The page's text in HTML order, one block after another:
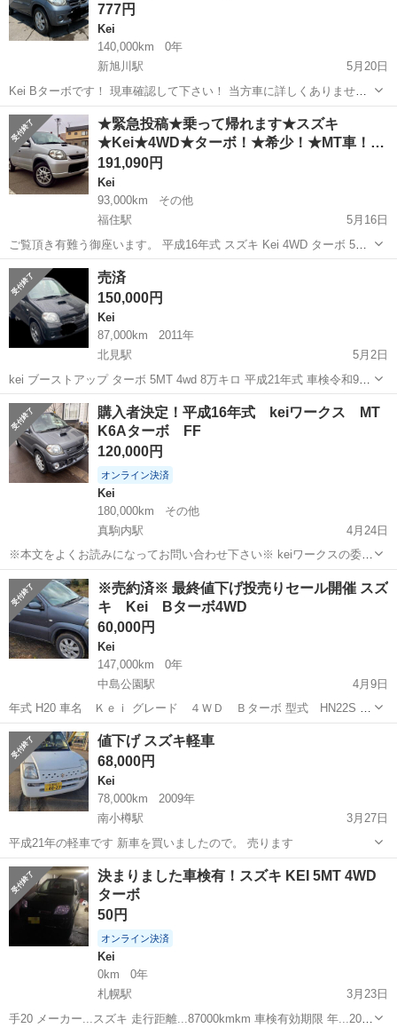
777円
Kei
140,000km
0年
新旭川駅
5月20日
Kei Bターボです！ 現車確認して下さい！ 当方車に詳しくありませ
ん！ 一時抹消書類あります！ オートマ！ キーレス！ ノーマル車！ 排
気漏れあり！ 進む止まる曲がる問題ないです！ 少し異音がします！
バッテ...
北海道 旭川市 新旭川駅 Kei ノーマル
★緊急投稿★乗って帰れます★スズキ
★Kei★4WD★ターボ！★希少！★MT車！…
191,090円
Kei
93,000km
その他
福住駅
5月16日
ご覧頂き有難う御座います。 平成16年式 スズキ Kei 4WD ターボ 5速
MT 走行93,000km 車検 令和9年5月まで！ 今では逆に希少になってき
た 「軽×クロスオーバーSUV」の元...
北海道 札幌市 福住駅
売済
150,000円
Kei
87,000km
2011年
北見駅
5月2日
kei ブーストアップ ターボ 5MT 4wd 8万キロ 平成21年式 車検令和9年
10月 税金負担済み かなり状態いいです 腹下錆無し エアクリーナー社
外 オーディオ付き パワステ エアコン ミラー自動収納 3連メーター...
北海道 北見市 北見駅 Kei ブーストアップ
購入者決定！平成16年式 keiワークス MT
K6Aターボ FF
120,000円
オンライン決済
Kei
180,000km
その他
真駒内駅
4月24日
※本文をよくお読みになってお問い合わせ下さい※ keiワークスの委託
出品になります。 これ以上はバラして売っても大して変わらないので
下げません！ 1週間くらい様子見て、売れないようならバラします。
現状販売 ...
北海道 札幌市 真駒内駅 Kei エンジン
※売約済※ 最終値下げ投売りセール開催 スズ
キ Kei Bターボ4WD
60,000円
Kei
147,000km
0年
中島公園駅
4月9日
年式 H20 車名 Ｋｅｉ グレード ４ＷＤ Ｂターボ 型式 HN22S 走
行 14万7千km 車歴 自家用 装備 ABS AW PS PW エアバッグ 車
検 一時抹消 シフ...
北海道 札幌市 中島公園駅 Kei
値下げ スズキ軽車
68,000円
Kei
78,000km
2009年
南小樽駅
3月27日
平成21年の軽車です 新車を買いましたので。 売ります
北海道 小樽市 南小樽駅 Kei
決まりました車検有！スズキ KEI 5MT 4WD
ターボ
50円
オンライン決済
Kei
0km
0年
札幌駅
3月23日
手20 メーカー...スズキ 走行距離...87000kmkm 車検有効期限 年...2027